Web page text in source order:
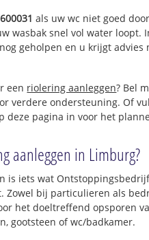
als uw wc niet goed
wasbak snel vol water loopt.
geholpen en u krijgt advies
een riolering aanleggen? Bel
verdere ondersteuning. Of
deze pagina in voor het
aanleggen in Limburg?
is iets wat
Zowel bij particulieren als
het doeltreffend opsporen
gootsteen of wc/badkamer.